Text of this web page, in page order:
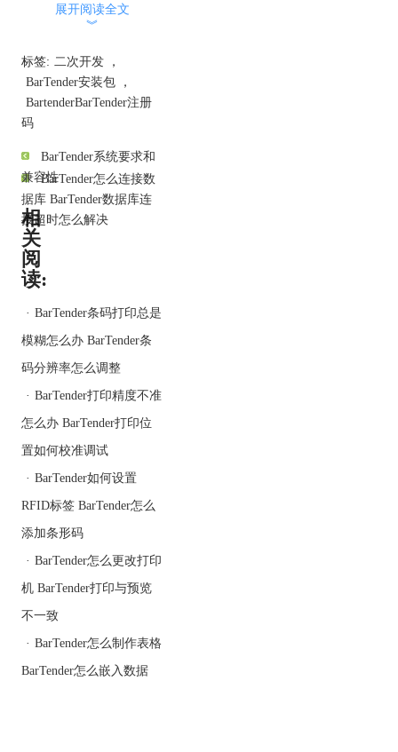
条非常细小，导致打印出
使用了分辨率低的图片素
材，打印时放大后出现明
显的像素化现象。
原因3：打印驱动或打印
打印机驱动程序过旧或不
兼容，可能造成输出的标
签模糊；
打印机固件版本老旧，也
会影响打印效果。
原因4：打印头或打印机
机械问题
打印压力设置不当，导致
碳带和标签纸不能紧密接
展开阅读全文
︾
标签: 二次开发
，
BarTender安装包
，
BartenderBarTender注册
码
BarTender系统要求和
兼容性BarTender怎么连接数
据库 BarTender数据库连
接超时怎么解决
相
关
阅
读:
· BarTender条码打印总是
模糊怎么办 BarTender条
码分辨率怎么调整
· BarTender打印精度不准
怎么办 BarTender打印位
置如何校准调试
· BarTender如何设置
RFID标签 BarTender怎么
添加条形码
· BarTender怎么更改打印
机 BarTender打印与预览
不一致
· BarTender怎么制作表格
BarTender怎么嵌入数据